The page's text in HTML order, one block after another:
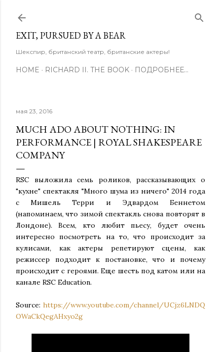
EXIT, PURSUED BY A BEAR
Шекспир, британский театр, британские актеры!
HOME RICHARD II. THE BOOK ПОДРОБНЕЕ…
мая 23, 2016
MUCH ADO ABOUT NOTHING: IN
PERFORMANCE | ROYAL SHAKESPEARE
COMPANY
RSC выложила семь роликов, рассказывающих о
"кухне" спектакля "Много шума из ничего" 2014 года
с Мишель Терри и Эдвардом Беннетом
(напоминаем, что зимой спектакль снова повторят в
Лондоне). Всем, кто любит пьесу, будет очень
интересно посмотреть на то, что происходит за
кулисами, как актеры репетируют сцены, как
режиссер подходит к постановке, что и почему
происходит с героями. Еще шесть под катом или на
канале RSC Education.
Source: https://www.youtube.com/channel/UCjz6LNDQ
OWaCkQegAHxyo2g